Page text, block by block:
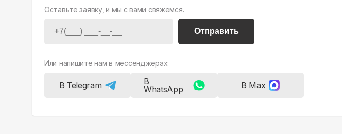
Оставьте заявку, и мы с вами свяжемся.
Отправить
Или напишите нам в мессенджерах:
В Telegram
В
WhatsApp
В Max